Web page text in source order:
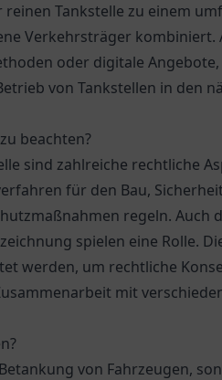
Tankstelle zu einem
Verkehrsträger kombiniert.
oder digitale
von Tankstellen in den
beachten?
sind zahlreiche rechtliche
für den Bau,
regeln. Auch
spielen eine Rolle.
werden, um rechtliche
mit
von Fahrzeugen,